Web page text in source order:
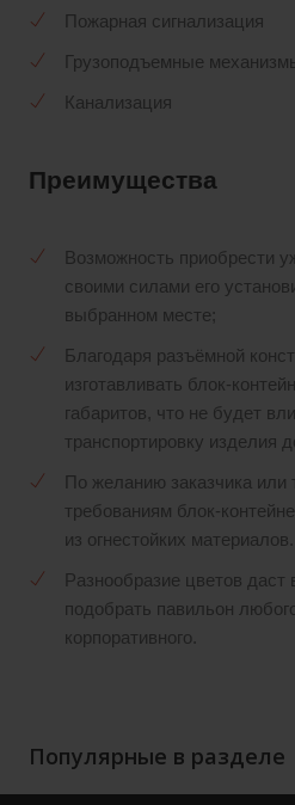
Пожарная сигнализация
Грузоподъемные
Канализация
Преимущества
Возможность приобрести
своими силами его
выбранном месте;
Благодаря разъёмной
изготавливать блок-
габаритов, что не будет
транспортировку изделия
По желанию заказчика или
требованиям блок-
из огнестойких материалов.
Разнообразие цветов даст
подобрать павильон
корпоративного.
Популярные в разделе